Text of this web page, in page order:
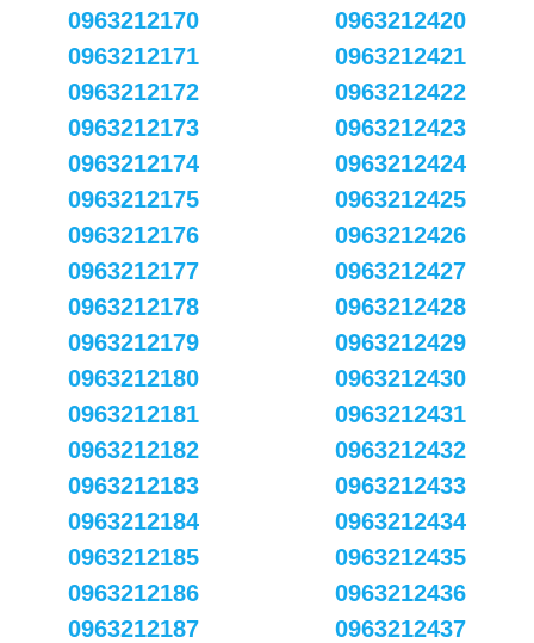
0963212170
0963212171
0963212172
0963212173
0963212174
0963212175
0963212176
0963212177
0963212178
0963212179
0963212180
0963212181
0963212182
0963212183
0963212184
0963212185
0963212186
0963212187
0963212420
0963212421
0963212422
0963212423
0963212424
0963212425
0963212426
0963212427
0963212428
0963212429
0963212430
0963212431
0963212432
0963212433
0963212434
0963212435
0963212436
0963212437